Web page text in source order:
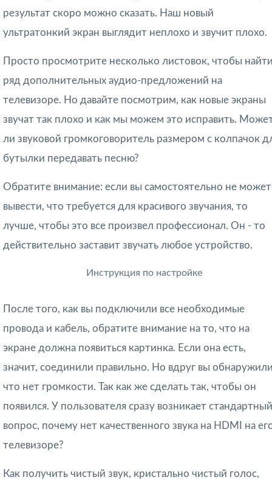
результат скоро можно сказать. Наш новый
ультратонкий экран выглядит неплохо и звучит плохо.
Просто просмотрите несколько листовок, чтобы
ряд дополнительных аудио-предложений на
телевизоре. Но давайте посмотрим, как новые экраны
звучат так плохо и как мы можем это исправить.
ли звуковой громкоговоритель размером с колпачок
бутылки передавать песню?
Обратите внимание: если вы самостоятельно не
вывести, что требуется для красивого звучания, то
лучше, чтобы это все произвел профессионал. Он - то
действительно заставит звучать любое устройство.
Инструкция по настройке
После того, как вы подключили все необходимые
провода и кабель, обратите внимание на то, что на
экране должна появиться картинка. Если она есть,
значит, соединили правильно. Но вдруг вы
что нет громкости. Так как же сделать так, чтобы он
появился. У пользователя сразу возникает стандартный
вопрос, почему нет качественного звука на HDMI на
телевизоре?
Как получить чистый звук, кристально чистый голос,